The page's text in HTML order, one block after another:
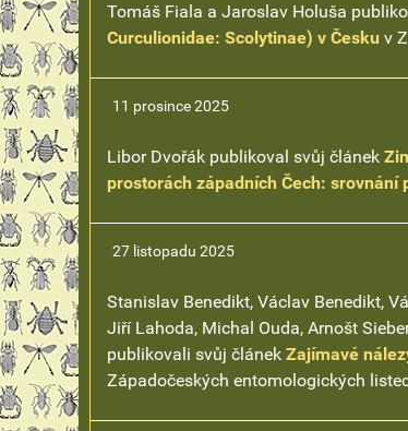
Tomáš Fiala a Jaroslav Holuša
Curculionidae: Scolytinae) v Česku v
11 prosince 2025
Libor Dvořák publikoval svůj článek
prostorách západních Čech: srovnání
27 listopadu 2025
Stanislav Benedikt, Václav Benedikt,
Jiří Lahoda, Michal Ouda, Arnošt
publikovali svůj článek Zajímavé
Západočeských entomologických